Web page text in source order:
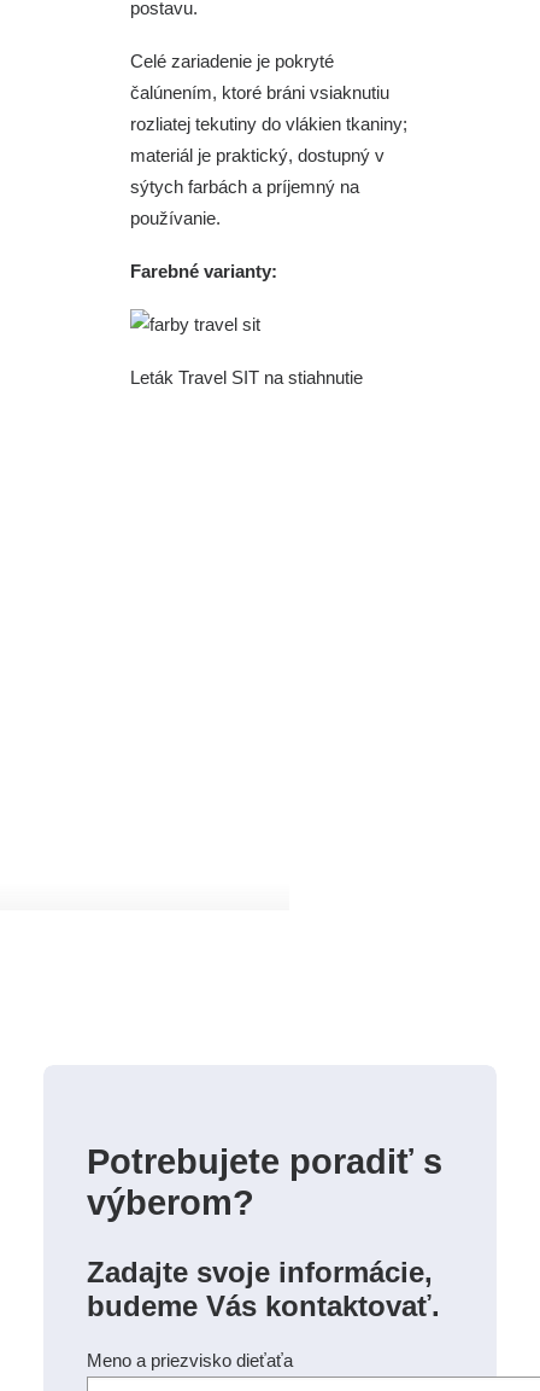
postavu.
Celé zariadenie je pokryté
čalúnením, ktoré bráni vsiaknutiu
rozliatej tekutiny do vlákien tkaniny;
materiál je praktický, dostupný v
sýtych farbách a príjemný na
používanie.
Farebné varianty:
Leták Travel SIT na stiahnutie
Potrebujete poradiť s
výberom?
Zadajte svoje informácie,
budeme Vás kontaktovať.
Meno a priezvisko dieťaťa